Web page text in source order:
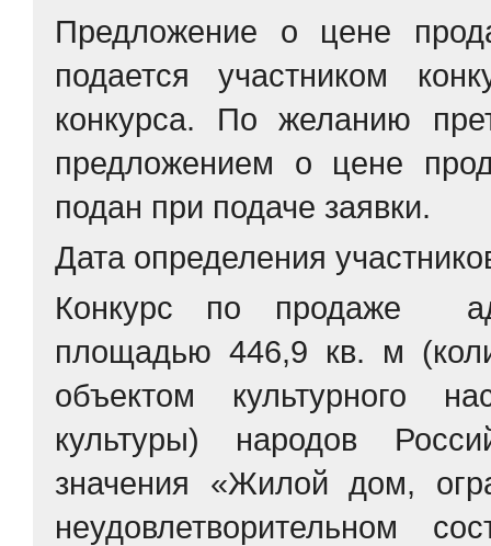
Предложение о цене
подается участником
конкурса. По желанию
предложением о цене
подан при подаче заявки.
Дата определения
Конкурс по продаже
площадью 446,9 кв. м
объектом культурного
культуры) народов
значения «Жилой дом,
неудовлетворительном